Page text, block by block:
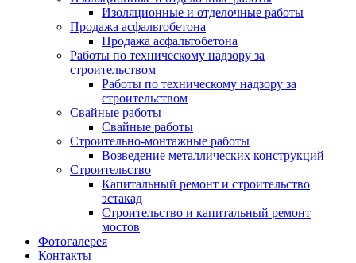
Изоляционные и отделочные работы
Продажа асфальтобетона
Продажа асфальтобетона
Работы по техническому надзору за
строительством
Работы по техническому надзору за
строительством
Свайные работы
Свайные работы
Строительно-монтажные работы
Возведение металлических конструкций
Строительство
Капитальный ремонт и строительство
эстакад
Строительство и капитальный ремонт
мостов
Фотогалерея
Контакты